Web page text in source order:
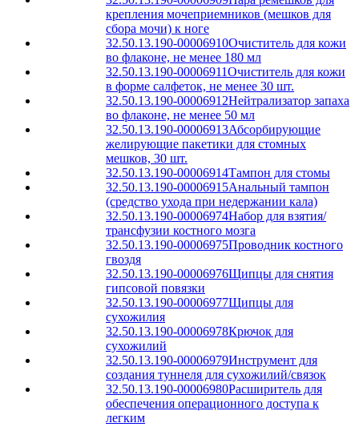
крепления мочеприемников (мешков для
сбора мочи) к ноге
32.50.13.190-00006910Очиститель для кожи
во флаконе, не менее 180 мл
32.50.13.190-00006911Очиститель для кожи
в форме салфеток, не менее 30 шт.
32.50.13.190-00006912Нейтрализатор запаха
во флаконе, не менее 50 мл
32.50.13.190-00006913Абсорбирующие
желирующие пакетики для стомных
мешков, 30 шт.
32.50.13.190-00006914Тампон для стомы
32.50.13.190-00006915Анальный тампон
(средство ухода при недержании кала)
32.50.13.190-00006974Набор для взятия/
трансфузии костного мозга
32.50.13.190-00006975Проводник костного
гвоздя
32.50.13.190-00006976Щипцы для снятия
гипсовой повязки
32.50.13.190-00006977Щипцы для
сухожилия
32.50.13.190-00006978Крючок для
сухожилий
32.50.13.190-00006979Инструмент для
создания туннеля для сухожилий/связок
32.50.13.190-00006980Расширитель для
обеспечения операционного доступа к
легким